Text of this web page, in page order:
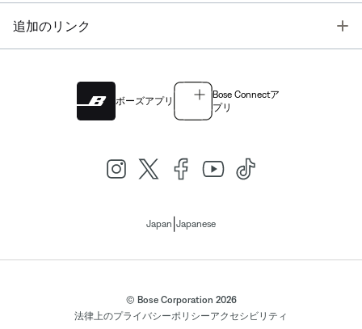
追加のリンク
ボーズアプリ
Bose Connectア
プリ
Japan Japanese
© Bose Corporation 2026
法律上のプライバシーポリシーアクセシビリティ